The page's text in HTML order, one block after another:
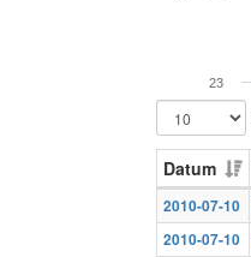
23
Datum
2010-07-10
2010-07-10